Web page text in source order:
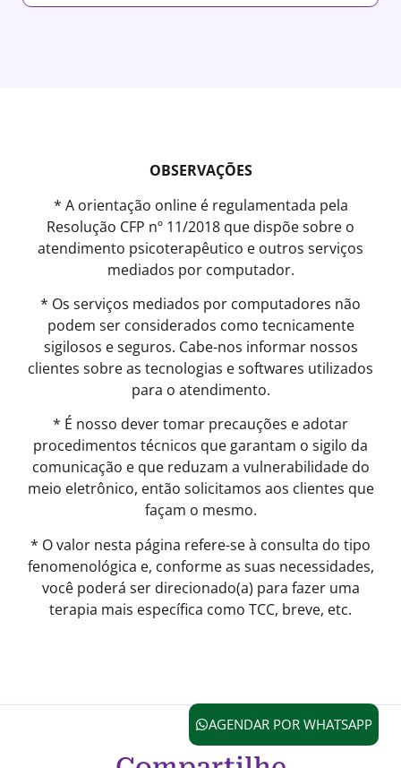
OBSERVAÇÕES
* A orientação online é regulamentada pela
Resolução CFP nº 11/2018 que dispõe sobre o
atendimento psicoterapêutico e outros serviços
mediados por computador.
* Os serviços mediados por computadores não
podem ser considerados como tecnicamente
sigilosos e seguros. Cabe-nos informar nossos
clientes sobre as tecnologias e softwares utilizados
para o atendimento.
* É nosso dever tomar precauções e adotar
procedimentos técnicos que garantam o sigilo da
comunicação e que reduzam a vulnerabilidade do
meio eletrônico, então solicitamos aos clientes que
façam o mesmo.
* O valor nesta página refere-se à consulta do tipo
fenomenológica e, conforme as suas necessidades,
você poderá ser direcionado(a) para fazer uma
terapia mais específica como TCC, breve, etc.
AGENDAR POR WHATSAPP